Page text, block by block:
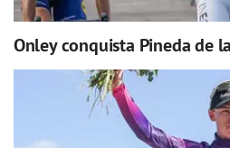
Onley conquista Pineda de